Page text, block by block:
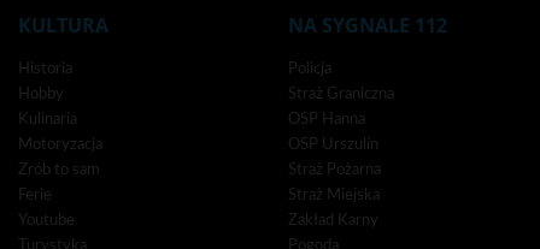
KULTURA
Historia
Hobby
Kulinaria
Motoryzacja
Zrób to sam
Ferie
Youtube
Turystyka
NA SYGNALE 112
Policja
Straż Graniczna
OSP Hanna
OSP Urszulin
Straż Pożarna
Straż Miejska
Zakład Karny
Pogoda